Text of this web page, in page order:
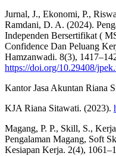
Jurnal, J., Ekonomi, P.,
Ramdani, D. A. (2024).
Independen Bersertifikat (
Confidence Dan Peluang
Hamzanwadi. 8(3),
https://doi.org/10.29408/
Kantor Jasa Akuntan Riana
KJA Riana Sitawati. (2023).
Magang, P. P., Skill, S.,
Pengalaman Magang, Soft
Kesiapan Kerja. 2(4),